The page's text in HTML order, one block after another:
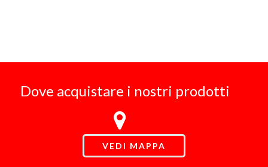
Dove acquistare i nostri prodotti
VEDI MAPPA